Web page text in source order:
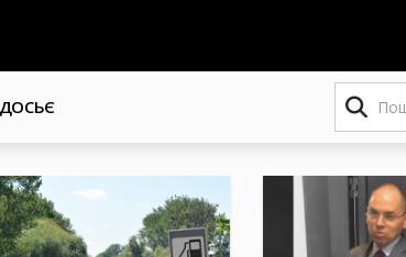
ДОСЬЄ
Пошук